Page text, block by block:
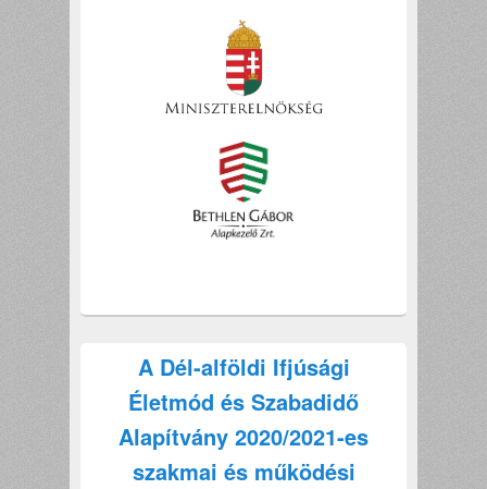
A Dél-alföldi Ifjúsági
Életmód és Szabadidő
Alapítvány 2020/2021-es
szakmai és működési